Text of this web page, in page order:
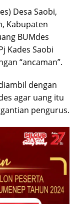
Desa Saobi,
Kabupaten
BUMdes
Kades Saobi
“ancaman”.
dengan
agar uang itu
pengurus.